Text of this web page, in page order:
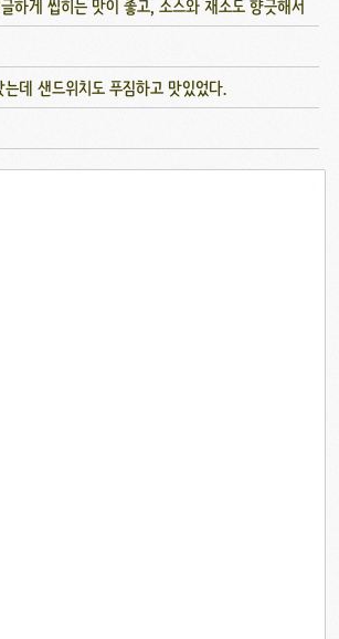
하게 씹히는 맛이 좋고, 소스와 채소도 향긋해서
데 샌드위치도 푸짐하고 맛있었다.